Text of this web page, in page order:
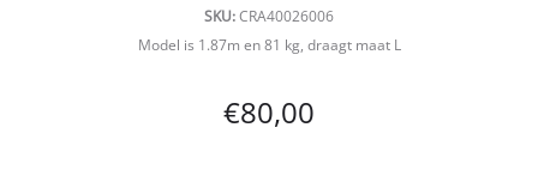
SKU:CRA40026006
Model is 1.87m en 81 kg, draagt maat L
€80,00